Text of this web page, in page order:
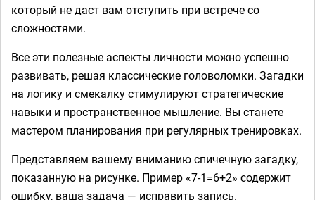
который не даст вам отступить при встрече со
сложностями.
Все эти полезные аспекты личности можно успешно
развивать, решая классические головоломки. Загадки
на логику и смекалку стимулируют стратегические
навыки и пространственное мышление. Вы станете
мастером планирования при регулярных тренировках.
Представляем вашему вниманию спичечную загадку,
показанную на рисунке. Пример «7-1=6+2» содержит
ошибку, ваша задача — исправить запись.